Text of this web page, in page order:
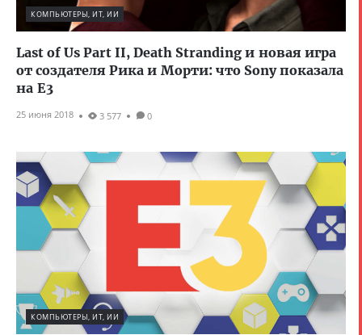
КОМПЬЮТЕРЫ, ИТ, ИИ
Last of Us Part II, Death Stranding и новая игра
от создателя Рика и Морти: что Sony показала
на E3
25 июня 2018 3 577 0
КОМПЬЮТЕРЫ, ИТ, ИИ